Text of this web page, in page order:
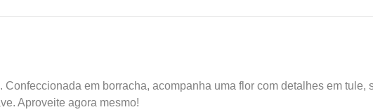
em borracha, acompanha uma flor com detalhes em tule,
Aproveite agora mesmo!